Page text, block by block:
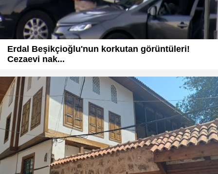
Erdal Beşikçioğlu'nun korkutan görüntüleri!
Cezaevi nak...